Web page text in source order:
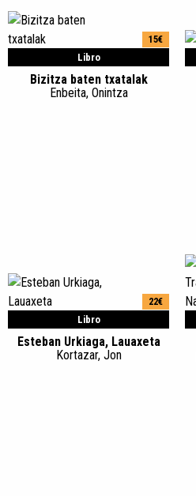
Libro
15€
Bizitza baten txatalak
Enbeita, Onintza
Libro
22€
Esteban Urkiaga, Lauaxeta
Kortazar, Jon